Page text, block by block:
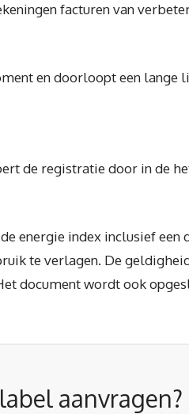
facturen van
en doorloopt een lange
de registratie door in de
energie index inclusief een
te verlagen. De
document wordt ook
aanvragen?